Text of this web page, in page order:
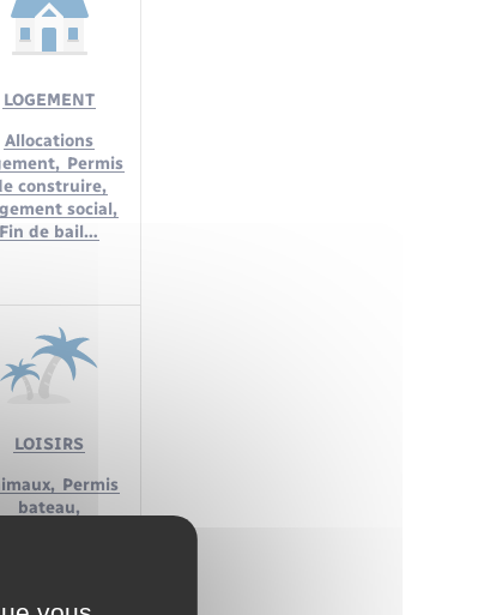
LOGEMENT
Allocations
Permis
construire,
social,
Fin de bail…
LOISIRS
Permis
bateau,